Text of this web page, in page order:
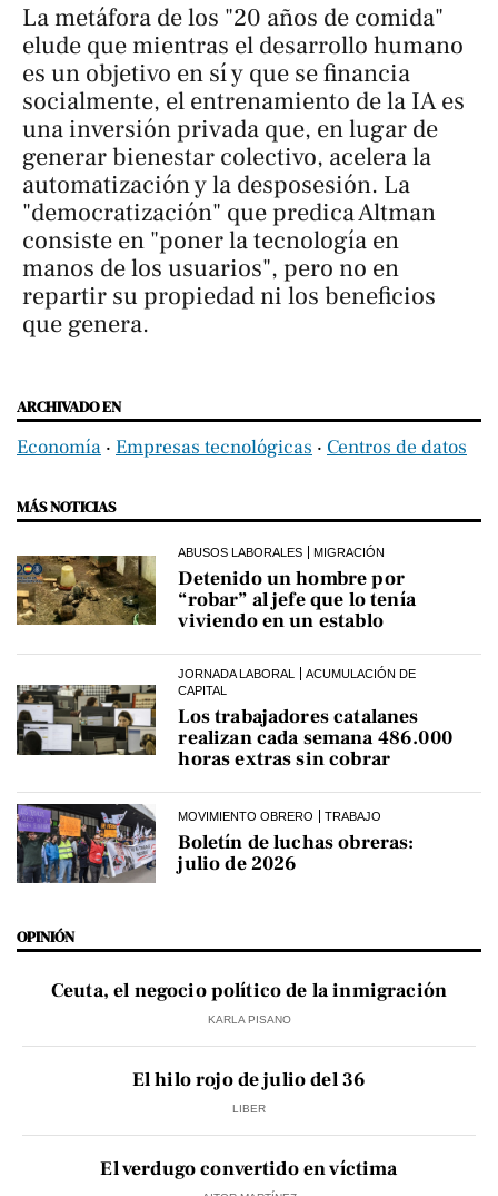
La metáfora de los "20 años de comida"
elude que mientras el desarrollo humano
es un objetivo en sí y que se financia
socialmente, el entrenamiento de la IA es
una inversión privada que, en lugar de
generar bienestar colectivo, acelera la
automatización y la desposesión. La
"democratización" que predica Altman
consiste en "poner la tecnología en
manos de los usuarios", pero no en
repartir su propiedad ni los beneficios
que genera.
ARCHIVADO EN
Economía ‧ Empresas tecnológicas ‧ Centros de datos
MÁS NOTICIAS
ABUSOS LABORALES MIGRACIÓN
Detenido un hombre por
“robar” al jefe que lo tenía
viviendo en un establo
JORNADA LABORAL
ACUMULACIÓN DE
CAPITAL
Los trabajadores catalanes
realizan cada semana 486.000
horas extras sin cobrar
MOVIMIENTO OBRERO TRABAJO
Boletín de luchas obreras:
julio de 2026
OPINIÓN
Ceuta, el negocio político de la inmigración
KARLA PISANO
El hilo rojo de julio del 36
LIBER
El verdugo convertido en víctima